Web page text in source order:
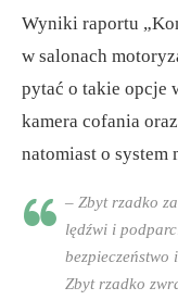
Wyniki raportu
w salonach
pytać o takie opcje
kamera cofania
natomiast o system
– Zbyt rzadko
lędźwi i
bezpieczeństwo
Zbyt rzadko